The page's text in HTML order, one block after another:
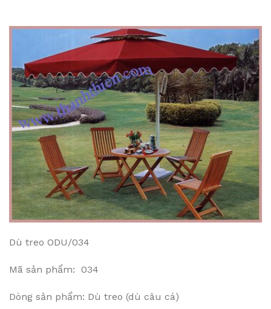
Dù treo ODU/034
Mã sản phẩm: 034
Dòng sản phẩm: Dù treo (dù câu cá)